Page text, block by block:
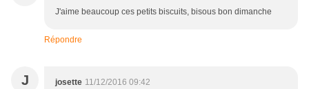
J'aime beaucoup ces petits biscuits, bisous bon dimanche
Répondre
J josette 11/12/2016 09:42